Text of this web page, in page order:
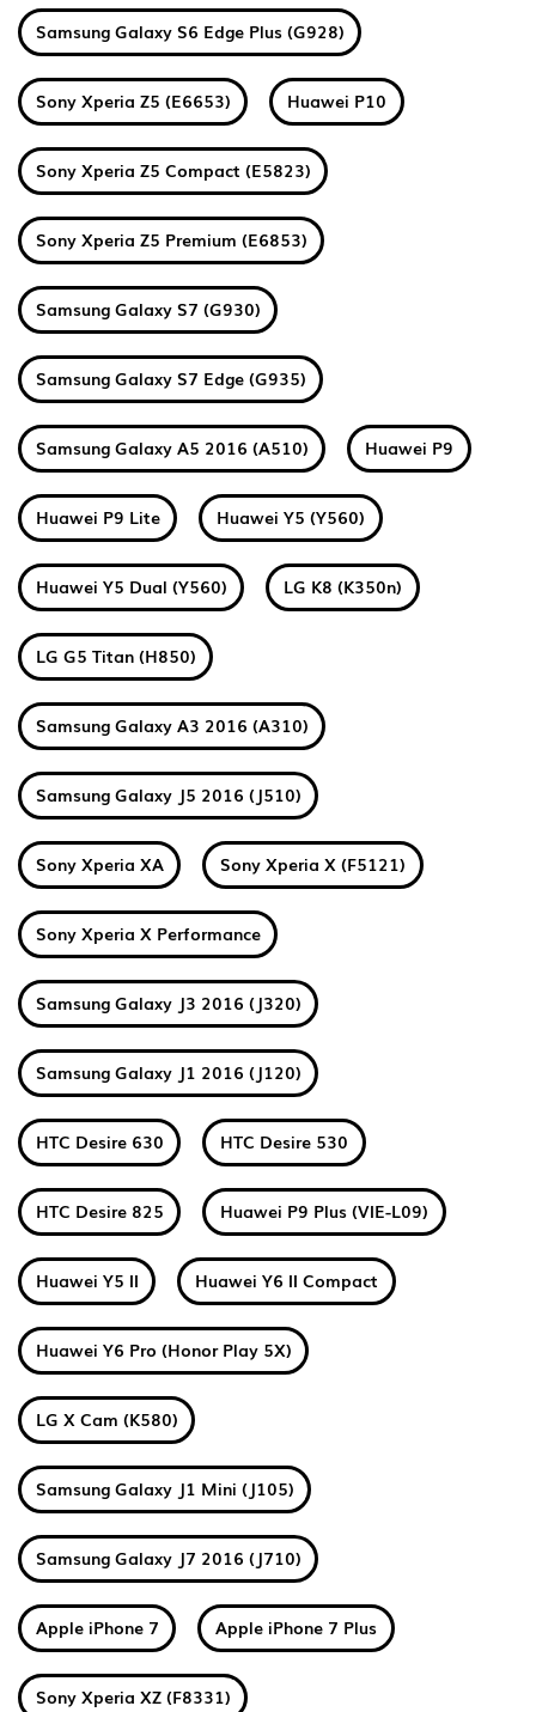
Samsung Galaxy S6 Edge Plus (G928)
Sony Xperia Z5 (E6653) Huawei P10
Sony Xperia Z5 Compact (E5823)
Sony Xperia Z5 Premium (E6853)
Samsung Galaxy S7 (G930)
Samsung Galaxy S7 Edge (G935)
Samsung Galaxy A5 2016 (A510) Huawei P9
Huawei P9 Lite Huawei Y5 (Y560)
Huawei Y5 Dual (Y560) LG K8 (K350n)
LG G5 Titan (H850)
Samsung Galaxy A3 2016 (A310)
Samsung Galaxy J5 2016 (J510)
Sony Xperia XA Sony Xperia X (F5121)
Sony Xperia X Performance
Samsung Galaxy J3 2016 (J320)
Samsung Galaxy J1 2016 (J120)
HTC Desire 630 HTC Desire 530
HTC Desire 825 Huawei P9 Plus (VIE-L09)
Huawei Y5 II Huawei Y6 II Compact
Huawei Y6 Pro (Honor Play 5X)
LG X Cam (K580)
Samsung Galaxy J1 Mini (J105)
Samsung Galaxy J7 2016 (J710)
Apple iPhone 7 Apple iPhone 7 Plus
Sony Xperia XZ (F8331)